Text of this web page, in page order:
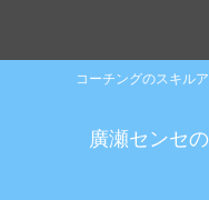
コーチングのスキル
廣瀬センセ